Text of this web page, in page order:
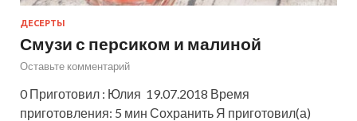
ДЕСЕРТЫ
Смузи с персиком и малиной
Оставьте комментарий
0 Приготовил : Юлия 19.07.2018 Время
приготовления: 5 мин Сохранить Я приготовил(а)